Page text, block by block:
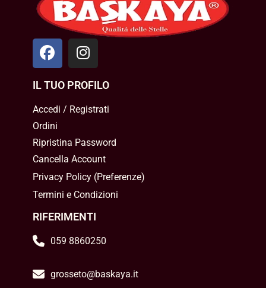
IL TUO PROFILO
Accedi / Registrati
Ordini
Ripristina Password
Cancella Account
Privacy Policy(Preferenze)
Termini e Condizioni
RIFERIMENTI
059 8860250
grosseto@baskaya.it